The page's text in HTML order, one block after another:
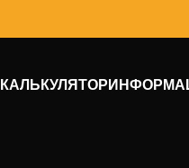
КАЛЬКУЛЯТОР